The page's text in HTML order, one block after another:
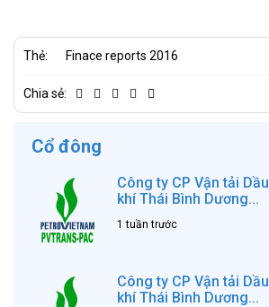
Thẻ: Finace reports 2016
Chia sẻ:
Cổ đông
Công ty CP Vận tải Dầu
khí Thái Bình Dương...
1 tuần trước
Công ty CP Vận tải Dầu
khí Thái Bình Dương...